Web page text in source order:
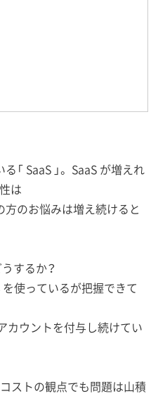
「 SaaS 」。 SaaS が増えれ
は
方のお悩みは増え続けると
するか？
を使っているが把握できて
カウントを付与し続けてい
ストの観点でも問題は山積